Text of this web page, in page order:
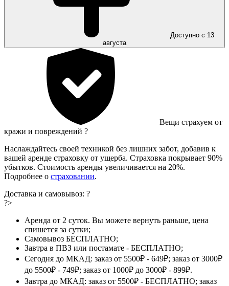
Доступно с 13
августа
Вещи страхуем от
кражи и повреждений ?
Наслаждайтесь своей техникой без лишних забот, добавив к
вашей аренде страховку от ущерба. Страховка покрывает 90%
убытков. Стоимость аренды увеличивается на 20%.
Подробнее о страховании.
Доставка и самовывоз: ?
?>
Аренда от 2 суток. Вы можете вернуть раньше, цена
спишется за сутки;
Самовывоз БЕСПЛАТНО;
Завтра в ПВЗ или постамате - БЕСПЛАТНО;
Сегодня до МКАД: заказ от 5500₽ - 649₽; заказ от 3000₽
до 5500₽ - 749₽; заказ от 1000₽ до 3000₽ - 899₽.
Завтра до МКАД: заказ от 5500₽ - БЕСПЛАТНО; заказ